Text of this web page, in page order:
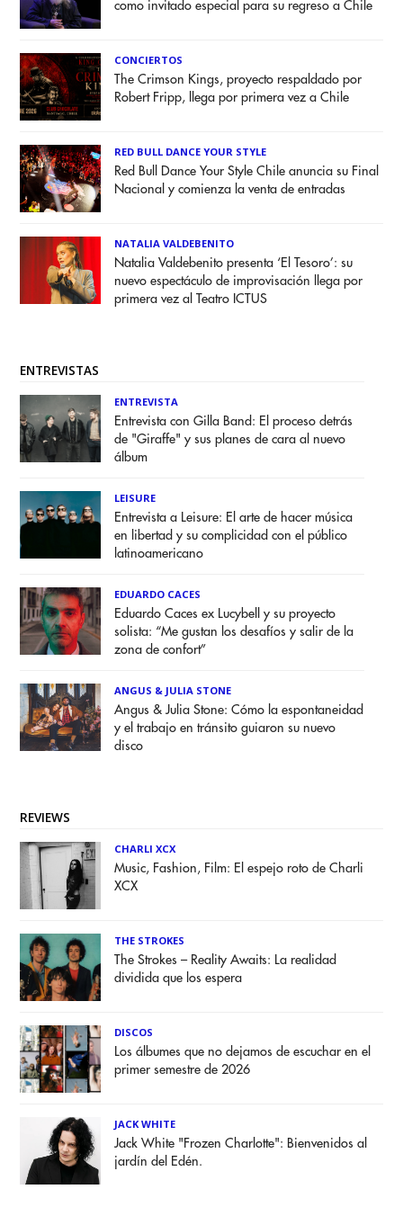
como invitado especial para su regreso a Chile
CONCIERTOS
The Crimson Kings, proyecto respaldado por
Robert Fripp, llega por primera vez a Chile
RED BULL DANCE YOUR STYLE
Red Bull Dance Your Style Chile anuncia su Final
Nacional y comienza la venta de entradas
NATALIA VALDEBENITO
Natalia Valdebenito presenta ‘El Tesoro’: su
nuevo espectáculo de improvisación llega por
primera vez al Teatro ICTUS
ENTREVISTAS
ENTREVISTA
Entrevista con Gilla Band: El proceso detrás
de "Giraffe" y sus planes de cara al nuevo
álbum
LEISURE
Entrevista a Leisure: El arte de hacer música
en libertad y su complicidad con el público
latinoamericano
EDUARDO CACES
Eduardo Caces ex Lucybell y su proyecto
solista: “Me gustan los desafíos y salir de la
zona de confort”
ANGUS & JULIA STONE
Angus & Julia Stone: Cómo la espontaneidad
y el trabajo en tránsito guiaron su nuevo
disco
REVIEWS
CHARLI XCX
Music, Fashion, Film: El espejo roto de Charli
XCX
THE STROKES
The Strokes – Reality Awaits: La realidad
dividida que los espera
DISCOS
Los álbumes que no dejamos de escuchar en el
primer semestre de 2026
JACK WHITE
Jack White "Frozen Charlotte": Bienvenidos al
jardín del Edén.